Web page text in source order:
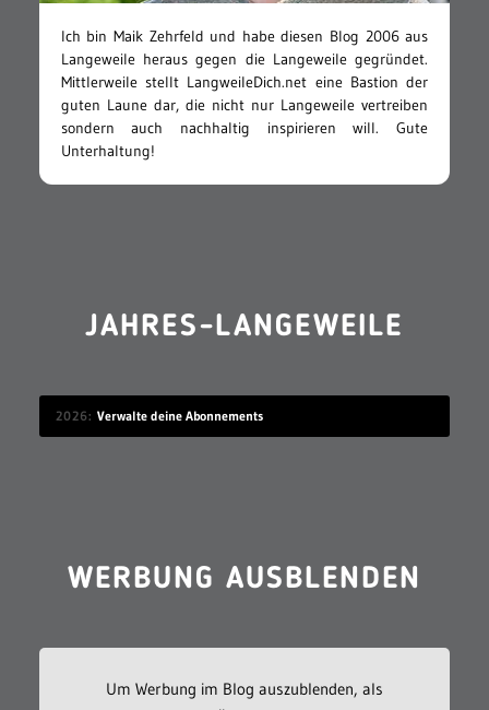
Ich bin Maik Zehrfeld und habe diesen Blog 2006 aus
Langeweile heraus gegen die Langeweile gegründet.
Mittlerweile stellt LangweileDich.net eine Bastion der
guten Laune dar, die nicht nur Langeweile vertreiben
sondern auch nachhaltig inspirieren will. Gute
Unterhaltung!
JAHRES-LANGEWEILE
2026 Verwalte deine Abonnements
WERBUNG AUSBLENDEN
Um Werbung im Blog auszublenden, als